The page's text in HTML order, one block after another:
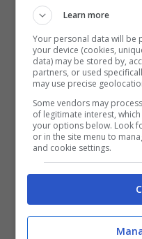
Il test visivo dei 5 secondi
Se non siete
diverso nascosto
stabiliti non
successivo e vi
—–>>>>
Learn more
Your personal data will be
your device (cookies,
data) may be stored by,
partners, or used
may use precise
Some vendors may
of legitimate interest,
your options below. Look
or in the site menu to
and cookie settings.